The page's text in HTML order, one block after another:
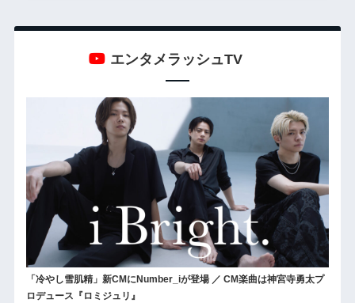
エンタメラッシュTV
「冷やし雪肌精」新CMにNumber_iが登場 ／ CM楽曲は神宮寺勇太プ
ロデュース『ロミジュリ』